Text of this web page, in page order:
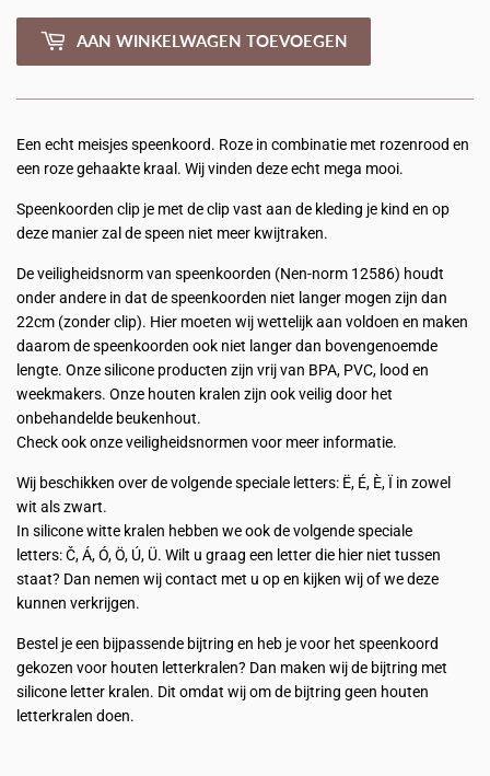
AAN WINKELWAGEN TOEVOEGEN
Een echt meisjes speenkoord. Roze in combinatie met rozenrood en
een roze gehaakte kraal. Wij vinden deze echt mega mooi.
Speenkoorden clip je met de clip vast aan de kleding je kind en op
deze manier zal de speen niet meer kwijtraken.
De veiligheidsnorm van speenkoorden (Nen-norm 12586) houdt
onder andere in dat de speenkoorden niet langer mogen zijn dan
22cm (zonder clip). Hier moeten wij wettelijk aan voldoen en maken
daarom de speenkoorden ook niet langer dan bovengenoemde
lengte. Onze silicone producten zijn vrij van BPA, PVC, lood en
weekmakers. Onze houten kralen zijn ook veilig door het
onbehandelde beukenhout.
Check ook onze veiligheidsnormen voor meer informatie.
Wij beschikken over de volgende speciale letters: Ë, É, È, Ï in zowel
wit als zwart.
In silicone witte kralen hebben we ook de volgende speciale
letters:Č, Á, Ó, Ö, Ú, Ü. Wilt u graag een letter die hier niet tussen
staat? Dan nemen wij contact met u op en kijken wij of we deze
kunnen verkrijgen.
Bestel je een bijpassende bijtring en heb je voor het speenkoord
gekozen voor houten letterkralen? Dan maken wij de bijtring met
silicone letter kralen. Dit omdat wij om de bijtring geen houten
letterkralen doen.